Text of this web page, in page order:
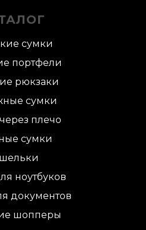
сумки
портфели
рюкзаки
сумки
плечо
сумки
ноутбуков
документов
шопперы